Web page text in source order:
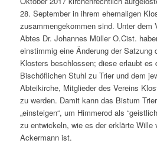
28. September in ihrem ehemaligen
zusammengekommen sind. Unter dem
Abtes Dr. Johannes Müller O.Cist.
einstimmig eine Änderung der Satzung
Klosters beschlossen; diese erlaubt es
Bischöflichen Stuhl zu Trier und dem
Abteikirche, Mitglieder des Vereins
zu werden. Damit kann das Bistum
„einsteigen“, um Himmerod als
zu entwickeln, wie es der erklärte Wille
Ackermann ist.